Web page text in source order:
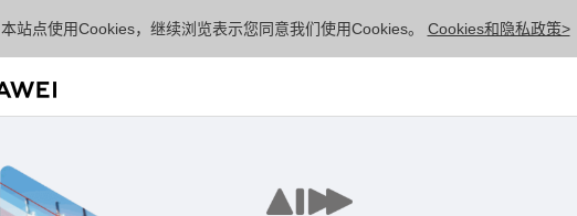
本站点使用Cookies，继续浏览表示您同意我们使用Cookies。 Cookies和隐私政策>